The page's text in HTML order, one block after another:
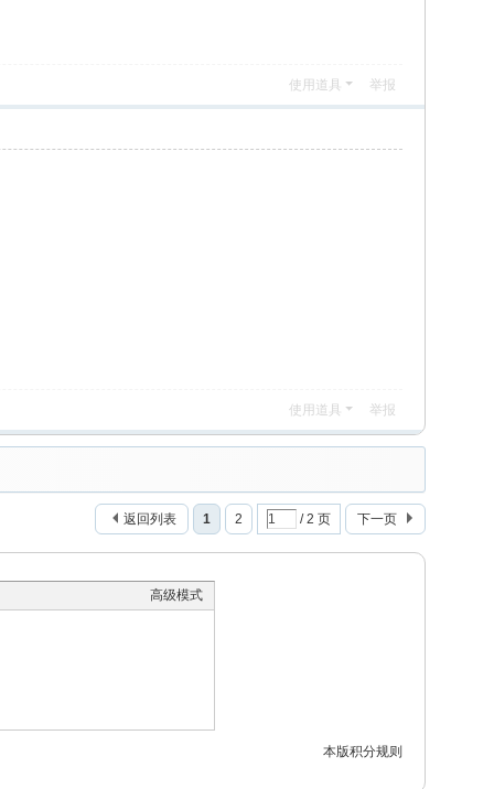
使用道具 举报
使用道具 举报
1 2 / 2 页 下一页
返回列表
高级模式
本版积分规则